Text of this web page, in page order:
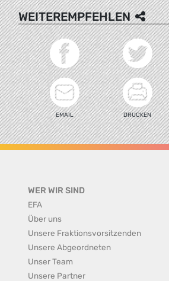
WEITEREMPFEHLEN
EMAIL DRUCKEN
WER WIR SIND
EFA
Über uns
Unsere Fraktionsvorsitzenden
Unsere Abgeordneten
Unser Team
Unsere Partner